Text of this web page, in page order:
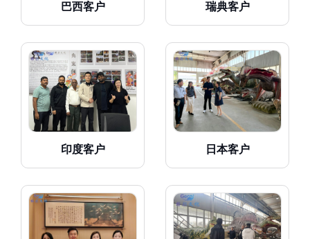
巴西客户 瑞典客户
印度客户 日本客户